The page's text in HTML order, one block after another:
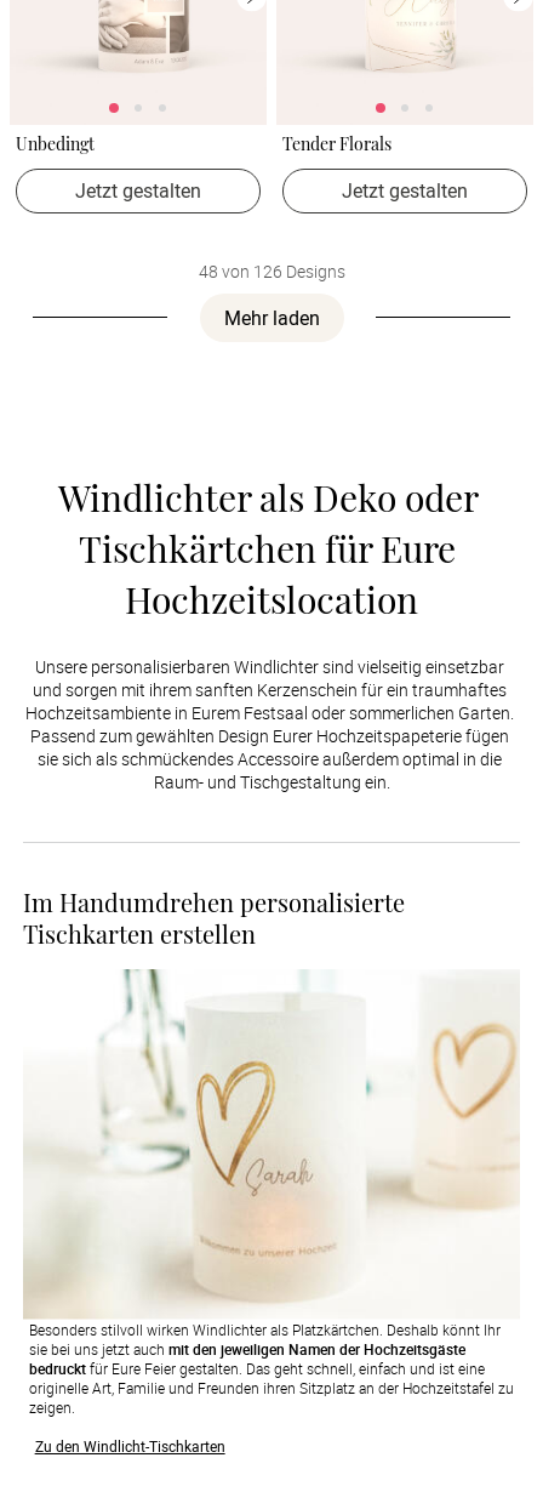
Unbedingt
Jetzt gestalten
Tender Florals
Jetzt gestalten
48 von 126 Designs
Mehr laden
Windlichter als Deko oder
Tischkärtchen für Eure
Hochzeitslocation
Unsere personalisierbaren Windlichter sind vielseitig einsetzbar
und sorgen mit ihrem sanften Kerzenschein für ein traumhaftes
Hochzeitsambiente in Eurem Festsaal oder sommerlichen Garten.
Passend zum gewählten Design Eurer Hochzeitspapeterie fügen
sie sich als schmückendes Accessoire außerdem optimal in die
Raum- und Tischgestaltung ein.
Im Handumdrehen personalisierte
Tischkarten erstellen
Besonders stilvoll wirken Windlichter als Platzkärtchen. Deshalb könnt Ihr
sie bei uns jetzt auch mit den jeweiligen Namen der Hochzeitsgäste
bedrucktfür Eure Feier gestalten. Das geht schnell, einfach und ist eine
originelle Art, Familie und Freunden ihren Sitzplatz an der Hochzeitstafel zu
zeigen.
Zu den Windlicht-Tischkarten